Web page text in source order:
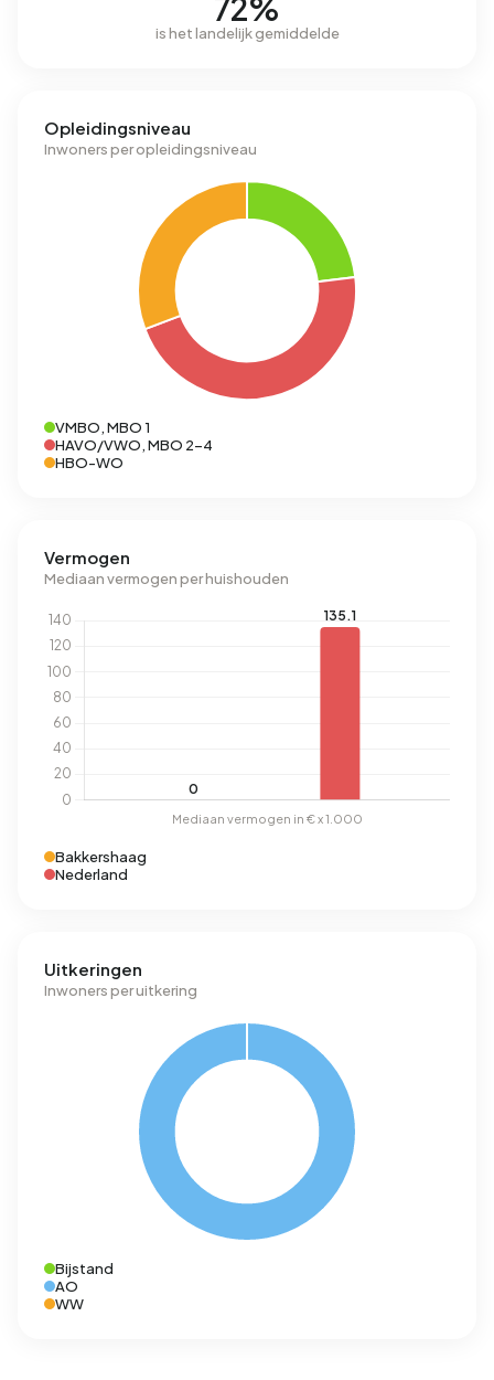
72%
is het landelijk gemiddelde
Opleidingsniveau
Inwoners per opleidingsniveau
VMBO, MBO 1
HAVO/VWO, MBO 2-4
HBO-WO
Vermogen
Mediaan vermogen per huishouden
Bakkershaag
Nederland
Uitkeringen
Inwoners per uitkering
Bijstand
AO
WW